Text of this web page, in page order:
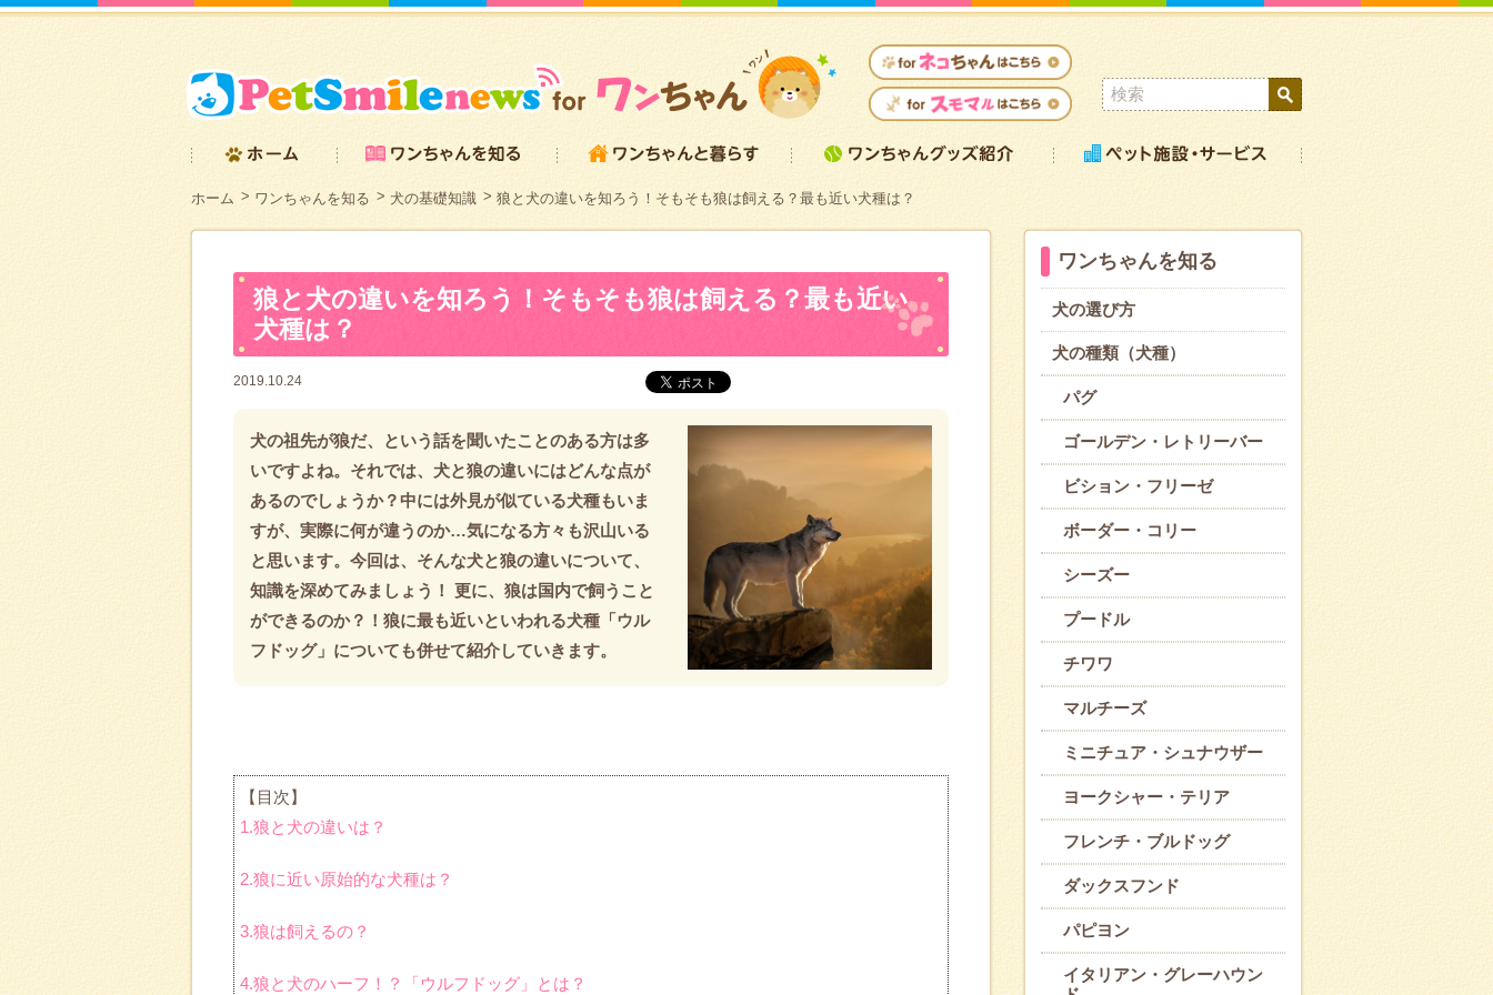
ホーム ワンちゃんを知る 犬の基礎知識 狼と犬の違いを知ろう！そもそも狼は飼える？最も近い犬種は？
狼と犬の違いを知ろう！そもそも狼は飼える？最も近い
犬種は？
2019.10.24
犬の祖先が狼だ、という話を聞いたことのある方は多
いですよね。それでは、犬と狼の違いにはどんな点が
あるのでしょうか？中には外見が似ている犬種もいま
すが、実際に何が違うのか…気になる方々も沢山いる
と思います。今回は、そんな犬と狼の違いについて、
知識を深めてみましょう！ 更に、狼は国内で飼うこと
ができるのか？！狼に最も近いといわれる犬種「ウル
フドッグ」についても併せて紹介していきます。
【目次】
1.狼と犬の違いは？
2.狼に近い原始的な犬種は？
3.狼は飼えるの？
4.狼と犬のハーフ！？「ウルフドッグ」とは？
ワンちゃんを知る
犬の選び方
犬の種類（犬種）
パグ
ゴールデン・レトリーバー
ビション・フリーゼ
ボーダー・コリー
シーズー
プードル
チワワ
マルチーズ
ミニチュア・シュナウザー
ヨークシャー・テリア
フレンチ・ブルドッグ
ダックスフンド
パピヨン
イタリアン・グレーハウン